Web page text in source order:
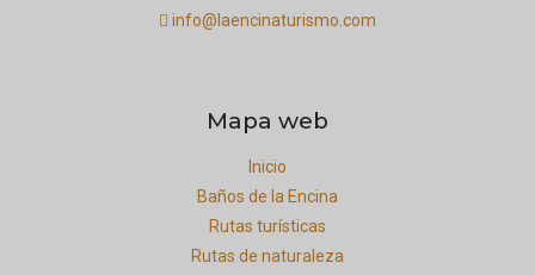
info@laencinaturismo.com
Mapa web
Inicio
Baños de la Encina
Rutas turísticas
Rutas de naturaleza